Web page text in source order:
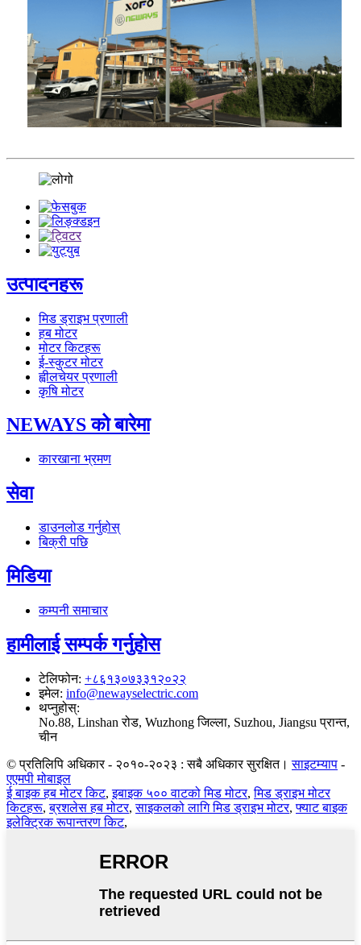
उत्पादनहरू
मिड ड्राइभ प्रणाली
हब मोटर
मोटर किटहरू
ई-स्कुटर मोटर
ह्वीलचेयर प्रणाली
कृषि मोटर
NEWAYS को बारेमा
कारखाना भ्रमण
सेवा
डाउनलोड गर्नुहोस्
बिक्री पछि
मिडिया
कम्पनी समाचार
हामीलाई सम्पर्क गर्नुहोस
टेलिफोन: +८६१३०७३३१२०२२
इमेल: info@newayselectric.com
थप्नुहोस्:
No.88, Linshan रोड, Wuzhong जिल्ला, Suzhou, Jiangsu प्रान्त,
चीन
© प्रतिलिपि अधिकार - २०१०-२०२३ : सबै अधिकार सुरक्षित। साइटम्याप -
एएमपी मोबाइल
ई बाइक हब मोटर किट,इबाइक ५०० वाटको मिड मोटर,मिड ड्राइभ मोटर
किटहरू,ब्रशलेस हब मोटर,साइकलको लागि मिड ड्राइभ मोटर,फ्याट बाइक
इलेक्ट्रिक रूपान्तरण किट,